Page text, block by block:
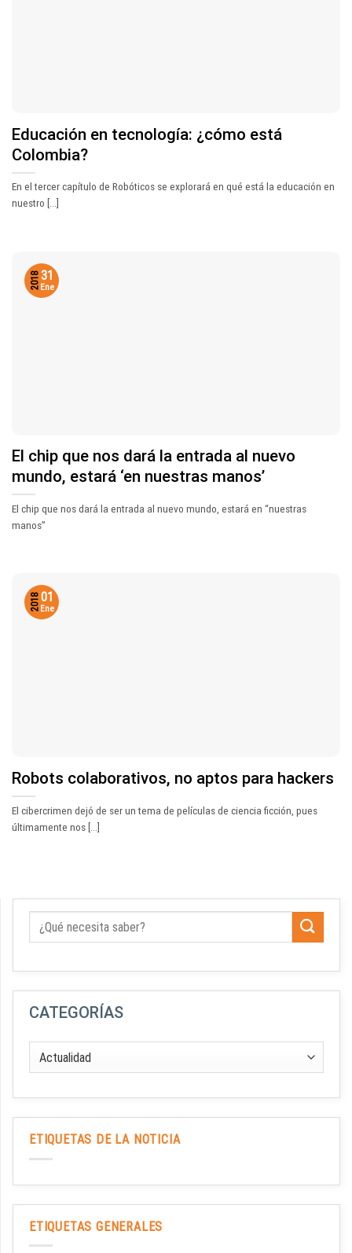
Educación en tecnología: ¿cómo está
Colombia?
En el tercer capítulo de Robóticos se explorará en qué está la educación en
nuestro [...]
El chip que nos dará la entrada al nuevo
mundo, estará ‘en nuestras manos’
El chip que nos dará la entrada al nuevo mundo, estará en “nuestras
manos”
31
Ene
2018
Robots colaborativos, no aptos para hackers
El cibercrimen dejó de ser un tema de películas de ciencia ficción, pues
últimamente nos [...]
01
Ene
2018
CATEGORÍAS
ETIQUETAS DE LA NOTICIA
ETIQUETAS GENERALES